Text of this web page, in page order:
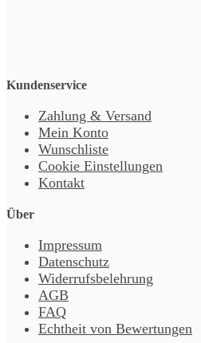
Kundenservice
Zahlung & Versand
Mein Konto
Wunschliste
Cookie Einstellungen
Kontakt
Über
Impressum
Datenschutz
Widerrufsbelehrung
AGB
FAQ
Echtheit von Bewertungen